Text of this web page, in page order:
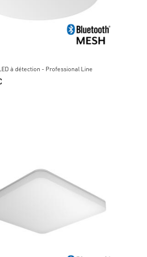
à détection - Professional Line